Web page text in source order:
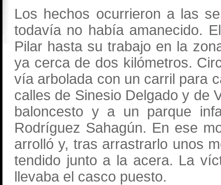
Los hechos ocurrieron a las
todavía no había amanecido.
Pilar hasta su trabajo en la
ya cerca de dos kilómetros.
vía arbolada con un carril para
calles de Sinesio Delgado y de
baloncesto y a un parque
Rodríguez Sahagún. En ese
arrolló y, tras arrastrarlo unos
tendido junto a la acera. La
llevaba el casco puesto.